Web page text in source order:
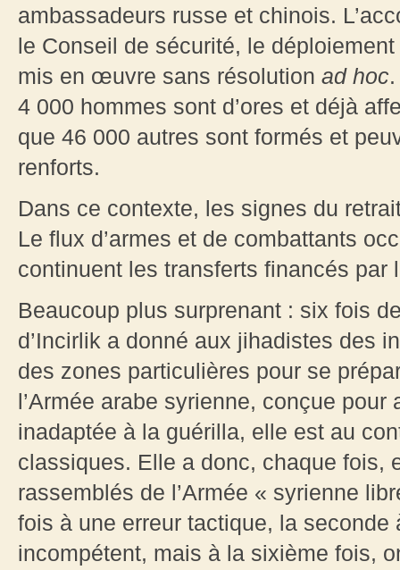
ambassadeurs russe et chinois.
le Conseil de sécurité, le
mis en œuvre sans résolution ad hoc
4 000 hommes sont d’ores et déjà
que 46 000 autres sont formés et
renforts.
Dans ce contexte, les signes du
Le flux d’armes et de combattants
continuent les transferts financés par
Beaucoup plus surprenant : six fois
d’Incirlik a donné aux jihadistes des
des zones particulières pour se
l’Armée arabe syrienne, conçue pour
inadaptée à la guérilla, elle est au
classiques. Elle a donc, chaque fois,
rassemblés de l’Armée « syrienne
fois à une erreur tactique, la seconde
incompétent, mais à la sixième fois,